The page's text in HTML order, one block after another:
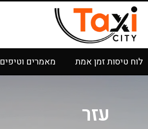
לוח טיסות זמן אמת מאמרים וטיפים
עזר